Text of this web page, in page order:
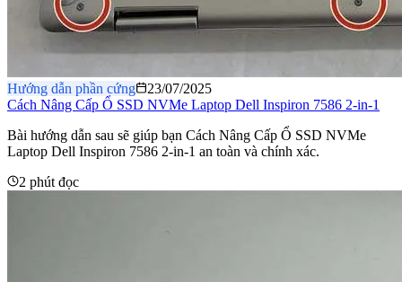
Hướng dẫn phần cứng
23/07/2025
Cách Nâng Cấp Ổ SSD NVMe Laptop Dell Inspiron 7586 2-in-1
Bài hướng dẫn sau sẽ giúp bạn Cách Nâng Cấp Ổ SSD NVMe
Laptop Dell Inspiron 7586 2-in-1 an toàn và chính xác.
2 phút đọc